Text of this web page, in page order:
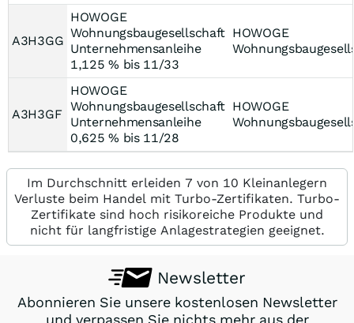
A3H3GG
HOWOGE
Wohnungsbaugesellschaft
Unternehmensanleihe
1,125 % bis 11/33
HOWOGE
A3H3GF
HOWOGE
Wohnungsbaugesellschaft
Unternehmensanleihe
0,625 % bis 11/28
HOWOGE
Im Durchschnitt erleiden 7 von 10 Kleinanlegern
Verluste beim Handel mit Turbo-Zertifikaten. Turbo-
Zertifikate sind hoch risikoreiche Produkte und
nicht für langfristige Anlagestrategien geeignet.
Newsletter
Abonnieren Sie unsere kostenlosen Newsletter
und verpassen Sie nichts mehr aus der